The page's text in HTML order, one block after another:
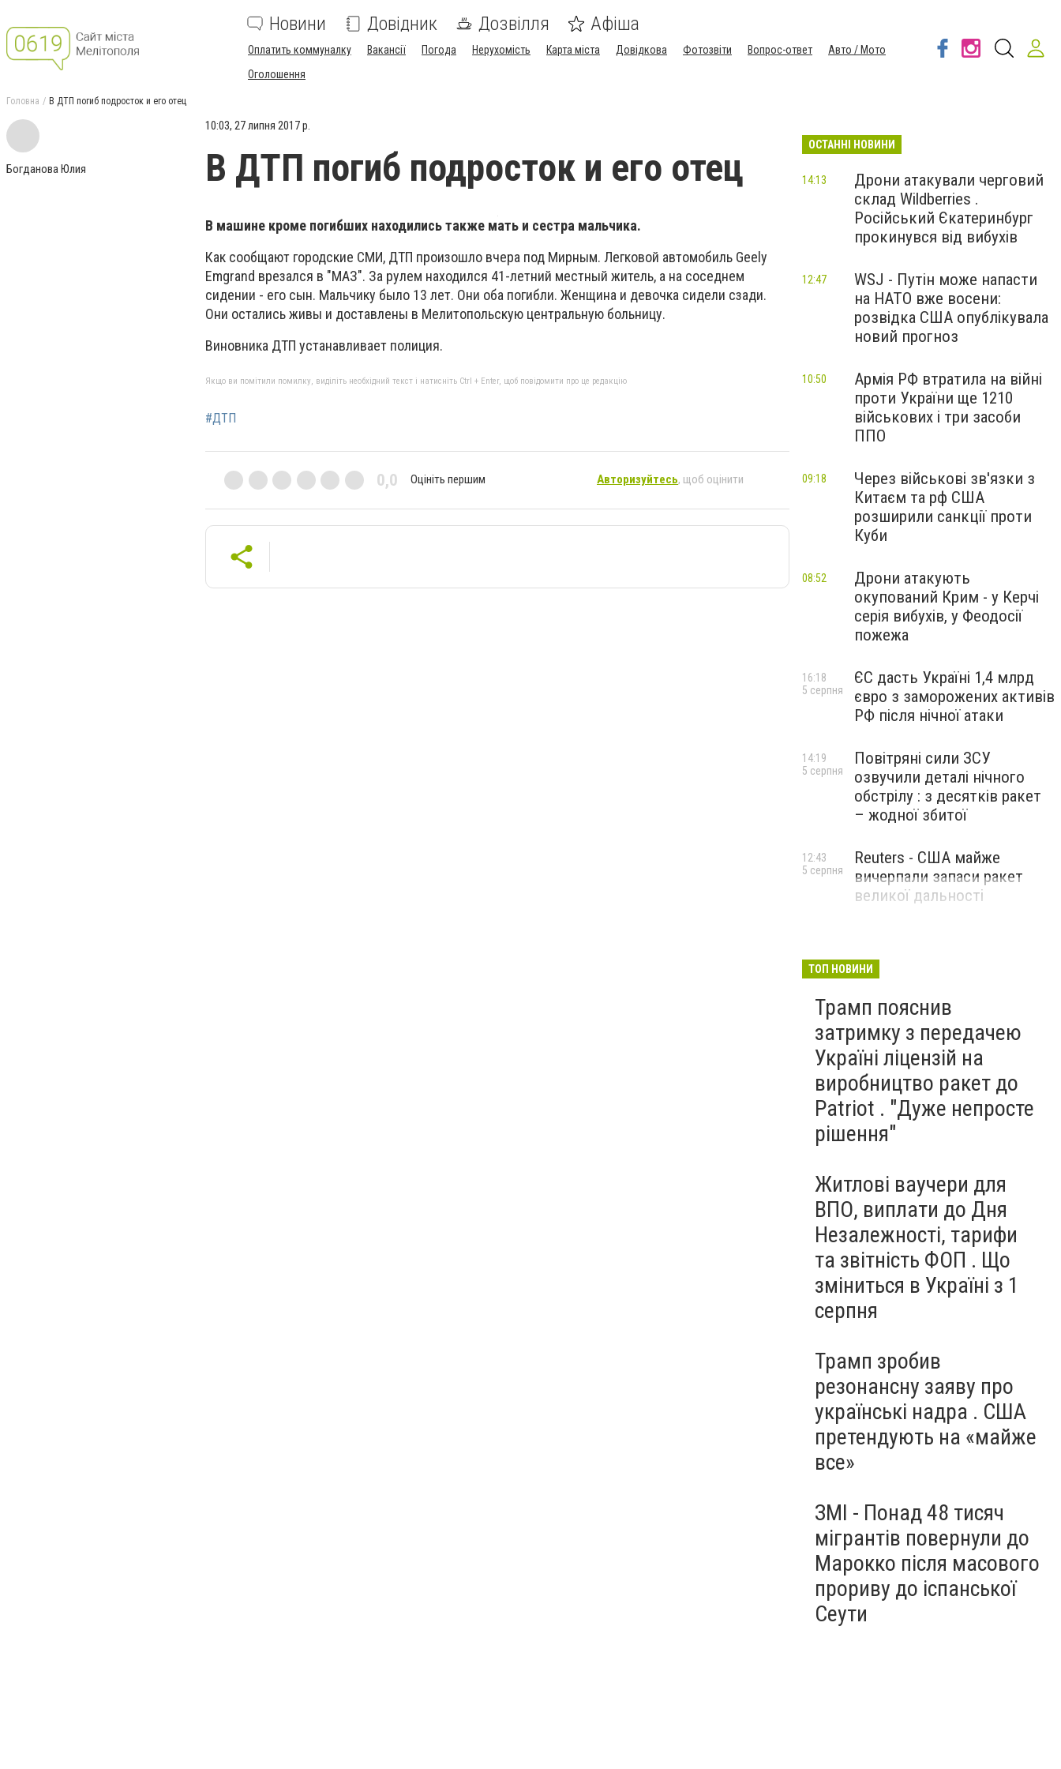
Новини Довідник Дозвілля Афіша
Оплатить коммуналку Вакансії Погода Нерухомість Карта міста Довідкова Фотозвіти Вопрос-ответ
Авто / Мото
Оголошення
Головна В ДТП погиб подросток и его отец
Богданова Юлия
10:03, 27 липня 2017 р.
В ДТП погиб подросток и его отец
В машине кроме погибших находились также мать и сестра мальчика.
Как сообщают городские СМИ, ДТП произошло вчера под Мирным. Легковой автомобиль Geely
Emgrand врезался в "МАЗ". За рулем находился 41-летний местный житель, а на соседнем
сидении - его сын. Мальчику было 13 лет. Они оба погибли. Женщина и девочка сидели сзади.
Они остались живы и доставлены в Мелитопольскую центральную больницу.
Виновника ДТП устанавливает полиция.
Якщо ви помітили помилку, виділіть необхідний текст і натисніть Ctrl + Enter, щоб повідомити про це редакцію
#ДТП
0,0 Оцініть першим Авторизуйтесь, щоб оцінити
ОСТАННІ НОВИНИ
Дрони атакували черговий
склад Wildberries .
Російський Єкатеринбург
прокинувся від вибухів
14:13
WSJ - Путін може напасти
на НАТО вже восени:
розвідка США опублікувала
новий прогноз
12:47
Армія РФ втратила на війні
проти України ще 1210
військових і три засоби
ППО
10:50
Через військові зв'язки з
Китаєм та рф США
розширили санкції проти
Куби
09:18
Дрони атакують
окупований Крим - у Керчі
серія вибухів, у Феодосії
пожежа
08:52
ЄС дасть Україні 1,4 млрд
євро з заморожених активів
РФ після нічної атаки
16:18
5 серпня
Повітряні сили ЗСУ
озвучили деталі нічного
обстрілу : з десятків ракет
– жодної збитої
14:19
5 серпня
Reuters - США майже
вичерпали запаси ракет
великої дальності
12:43
5 серпня
ТОП НОВИНИ
Трамп пояснив
затримку з передачею
Україні ліцензій на
виробництво ракет до
Patriot . "Дуже непросте
рішення"
Житлові ваучери для
ВПО, виплати до Дня
Незалежності, тарифи
та звітність ФОП . Що
зміниться в Україні з 1
серпня
Трамп зробив
резонансну заяву про
українські надра . США
претендують на «майже
все»
ЗМІ - Понад 48 тисяч
мігрантів повернули до
Марокко після масового
прориву до іспанської
Сеути